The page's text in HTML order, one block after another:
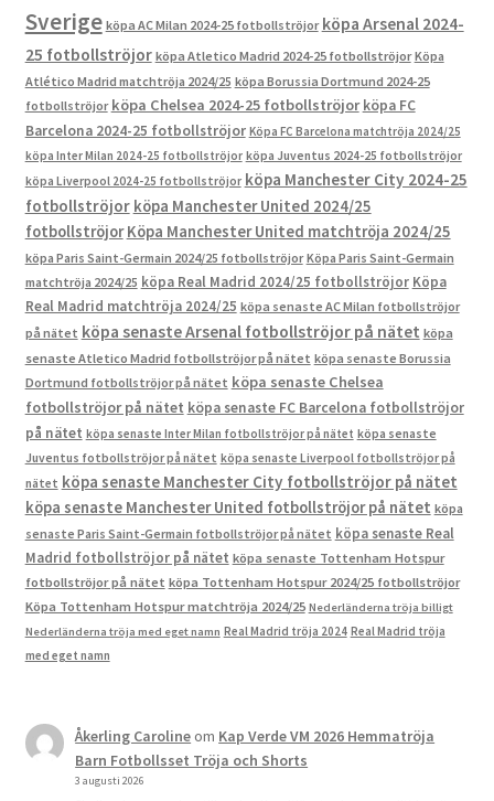
Sverige köpa AC Milan 2024-25 fotbollströjor köpa Arsenal 2024-
25 fotbollströjor köpa Atletico Madrid 2024-25 fotbollströjor Köpa
Atlético Madrid matchtröja 2024/25 köpa Borussia Dortmund 2024-25
fotbollströjor köpa Chelsea 2024-25 fotbollströjor köpa FC
Barcelona 2024-25 fotbollströjor Köpa FC Barcelona matchtröja 2024/25
köpa Inter Milan 2024-25 fotbollströjor köpa Juventus 2024-25 fotbollströjor
köpa Liverpool 2024-25 fotbollströjor köpa Manchester City 2024-25
fotbollströjor köpa Manchester United 2024/25
fotbollströjor Köpa Manchester United matchtröja 2024/25
köpa Paris Saint-Germain 2024/25 fotbollströjor Köpa Paris Saint-Germain
matchtröja 2024/25 köpa Real Madrid 2024/25 fotbollströjor Köpa
Real Madrid matchtröja 2024/25 köpa senaste AC Milan fotbollströjor
på nätet köpa senaste Arsenal fotbollströjor på nätet köpa
senaste Atletico Madrid fotbollströjor på nätet köpa senaste Borussia
Dortmund fotbollströjor på nätet köpa senaste Chelsea
fotbollströjor på nätet köpa senaste FC Barcelona fotbollströjor
på nätet köpa senaste Inter Milan fotbollströjor på nätet köpa senaste
Juventus fotbollströjor på nätet köpa senaste Liverpool fotbollströjor på
nätet köpa senaste Manchester City fotbollströjor på nätet
köpa senaste Manchester United fotbollströjor på nätet köpa
senaste Paris Saint-Germain fotbollströjor på nätet köpa senaste Real
Madrid fotbollströjor på nätet köpa senaste Tottenham Hotspur
fotbollströjor på nätet köpa Tottenham Hotspur 2024/25 fotbollströjor
Köpa Tottenham Hotspur matchtröja 2024/25 Nederländerna tröja billigt
Nederländerna tröja med eget namn Real Madrid tröja 2024 Real Madrid tröja
med eget namn
Åkerling Carolineom Kap Verde VM 2026 Hemmatröja
Barn Fotbollsset Tröja och Shorts
3 augusti 2026